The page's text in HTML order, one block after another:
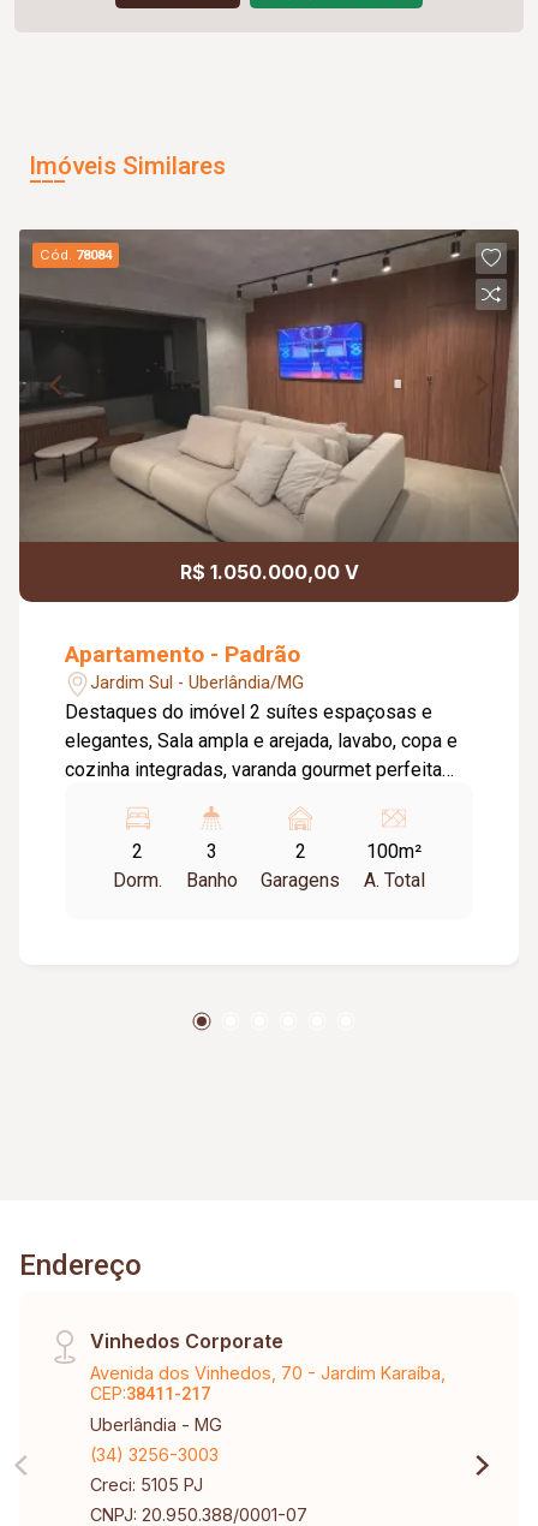
Imóveis Similares
Cód. 78084
R$ 1.050.000,00 V
Apartamento - Padrão
Jardim Sul - Uberlândia/MG
Destaques do imóvel 2 suítes espaçosas e
elegantes, Sala ampla e arejada, lavabo, copa e
cozinha integradas, varanda gourmet perfeita
privilegiada, sol da manhã, garantindo ambientes
claros e agradáveis, planejados de alto padrão
em todos os ambientes, decoração impecável,
2
Dorm.
3
Banho
2
Garagens
100m²
A. Total
Endereço
Vinhedos Corporate
Avenida dos Vinhedos, 70 - Jardim Karaíba,
CEP:38411-217
Uberlândia - MG
(34) 3256-3003
Creci: 5105 PJ
CNPJ: 20.950.388/0001-07